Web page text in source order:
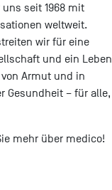
seit 1968 mit
weltweit.
wir für eine
und ein Leben
Armut und in
Gesundheit – für alle,
mehr über medico!